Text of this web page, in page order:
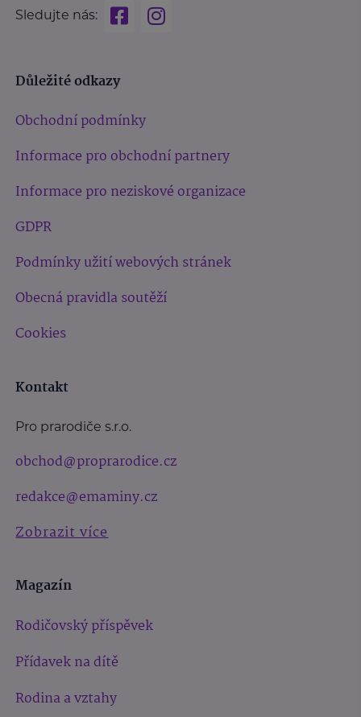
Sledujte nás:
Důležité odkazy
Obchodní podmínky
Informace pro obchodní partnery
Informace pro neziskové organizace
GDPR
Podmínky užití webových stránek
Obecná pravidla soutěží
Cookies
Kontakt
Pro prarodiče s.r.o.
obchod@proprarodice.cz
redakce@emaminy.cz
Zobrazit více
Magazín
Rodičovský příspěvek
Přídavek na dítě
Rodina a vztahy